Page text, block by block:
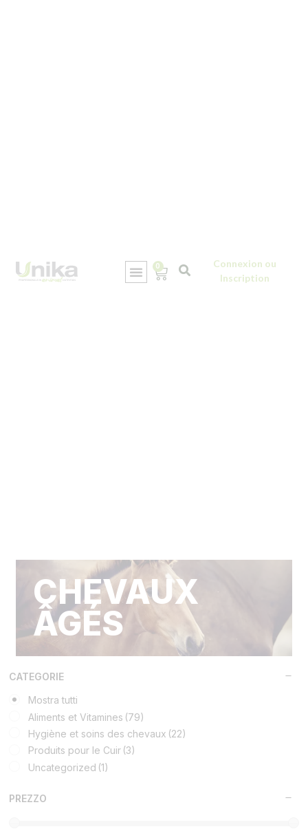
0
Connexion ou
Inscription
CHEVAUX
ÂGÉS
CATEGORIE
Mostra tutti
Aliments et Vitamines (79)
Hygiène et soins des chevaux (22)
Produits pour le Cuir (3)
Uncategorized (1)
PREZZO